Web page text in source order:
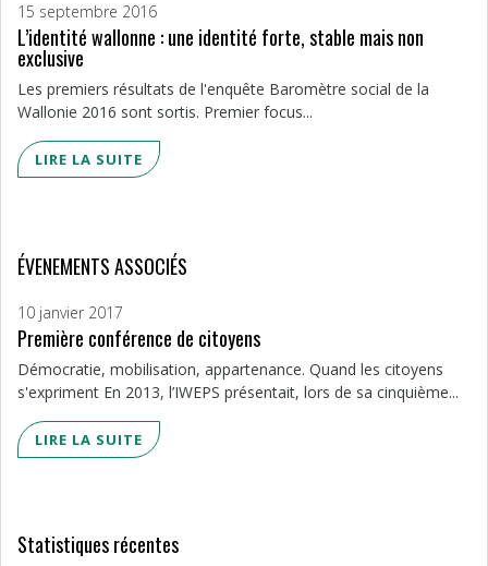
15 septembre 2016
L’identité wallonne : une identité forte, stable mais non
exclusive
Les premiers résultats de l'enquête Baromètre social de la
Wallonie 2016 sont sortis. Premier focus...
LIRE LA SUITE
ÉVENEMENTS ASSOCIÉS
10 janvier 2017
Première conférence de citoyens
Démocratie, mobilisation, appartenance. Quand les citoyens
s'expriment En 2013, l’IWEPS présentait, lors de sa cinquième...
LIRE LA SUITE
Statistiques récentes